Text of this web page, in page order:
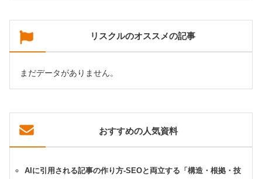
リスクルのオススメの記事
まだデータがありません。
おすすめの人気資料
AIに引用される記事の作り方-SEOと両立する「構造・根拠・技